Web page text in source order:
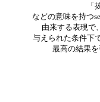
「
などの意味を持つ
由来する表現で
与えられた条件下
最高の結果を